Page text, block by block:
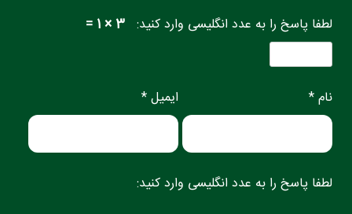
لطفا پاسخ را به عدد انگلیسی وارد کنید: 3 × 1 =
نام * ایمیل *
لطفا پاسخ را به عدد انگلیسی وارد کنید: